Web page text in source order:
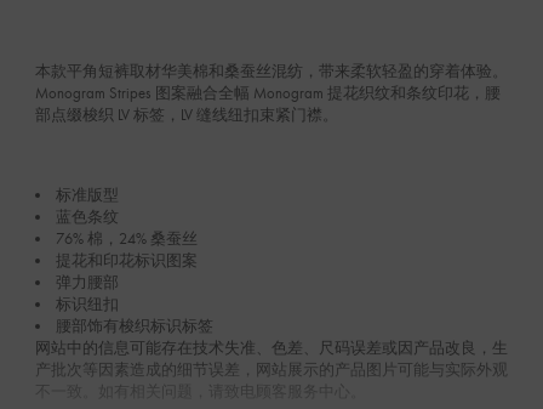
本款平角短裤取材华美棉和桑蚕丝混纺，带来柔软轻盈的穿着体验。
Monogram Stripes 图案融合全幅 Monogram 提花织纹和条纹印花，腰
部点缀梭织 LV 标签，LV 缝线纽扣束紧门襟。
标准版型
蓝色条纹
76% 棉，24% 桑蚕丝
提花和印花标识图案
弹力腰部
标识纽扣
腰部饰有梭织标识标签
网站中的信息可能存在技术失准、色差、尺码误差或因产品改良，生
产批次等因素造成的细节误差，网站展示的产品图片可能与实际外观
不一致。如有相关问题，请致电顾客服务中心。